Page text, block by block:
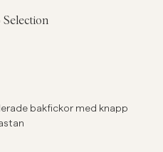
Add to Selection
bakfickor med knapp